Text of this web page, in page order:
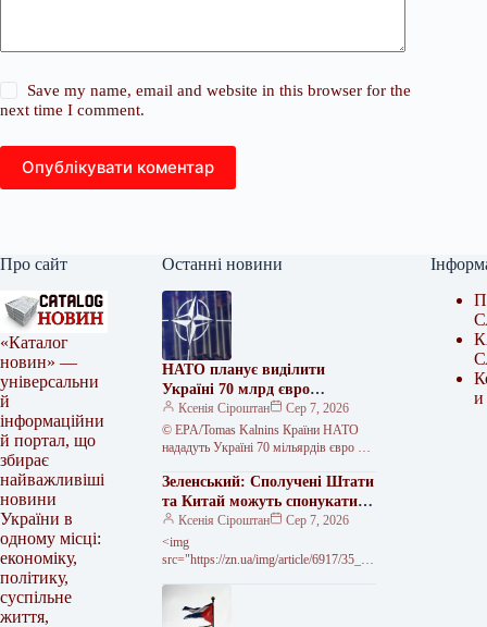
Save my name, email and website in this browser for the
next time I comment.
Опублікувати коментар
Про сайт
«Каталог
новин» —
універсальни
й
інформаційни
й портал, що
збирає
найважливіші
новини
України в
одному місці:
економіку,
політику,
суспільне
життя,
Останні новини
НАТО планує виділити
Україні 70 млрд євро
військової допомоги у 2026
році
Ксенія Сіроштан
Сер 7, 2026
© EPA/Tomas Kalnins Країни НАТО
нададуть Україні 70 мільярдів євро на
військового обладнання у 2026 році.…
Зеленський: Сполучені Штати
та Китай можуть спонукати
Росію до миру
Ксенія Сіроштан
Сер 7, 2026
<img
src="https://zn.ua/img/article/6917/35_ma
alt="Зеленський: Вашингтон і Пекін
можуть змусити Москву захотіти
и